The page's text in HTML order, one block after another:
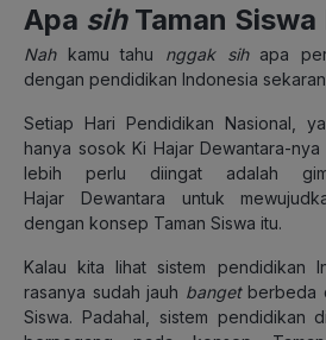
Apa sihTaman Siswa
Nahkamu tahu nggak sihapa
dengan pendidikan Indonesia
Setiap Hari Pendidikan Nasional,
hanya sosok Ki Hajar Dewantara-
lebih perlu diingat adalah
Hajar Dewantara untuk
dengan konsep Taman Siswa itu.
Kalau kita lihat sistem pendidikan
rasanya sudah jauh bangetberbeda
Siswa. Padahal, sistem pendidikan